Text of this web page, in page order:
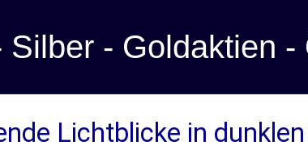
Silber - Goldaktien -
Lichtblicke in